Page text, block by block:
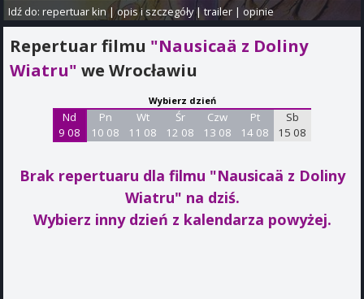
Idź do:repertuar kin |opis i szczegóły|trailer |opinie
Repertuar filmu "Nausicaä z Doliny
Wiatru" we Wrocławiu
Wybierz dzień
Nd
9 08
Pn
10 08
Wt
11 08
Śr
12 08
Czw
13 08
Pt
14 08
Sb
15 08
Brak repertuaru dla filmu "Nausicaä z Doliny
Wiatru" na dziś.
Wybierz inny dzień z kalendarza powyżej.